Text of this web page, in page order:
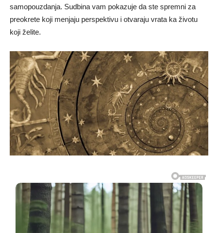
samopouzdanja. Sudbina vam pokazuje da ste spremni za
preokrete koji menjaju perspektivu i otvaraju vrata ka životu
koji želite.